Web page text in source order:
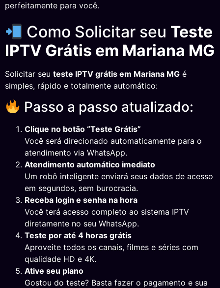
perfeitamente para você.
Como Solicitar seu Teste
IPTV Grátis em Mariana MG
Solicitar seu teste IPTV grátis em Mariana MG é
simples, rápido e totalmente automático:
Passo a passo atualizado:
Clique no botão “Teste Grátis”
Você será direcionado automaticamente para o
atendimento via WhatsApp.
Atendimento automático imediato
Um robô inteligente enviará seus dados de acesso
em segundos, sem burocracia.
Receba login e senha na hora
Você terá acesso completo ao sistema IPTV
diretamente no seu WhatsApp.
Teste por até 4 horas grátis
Aproveite todos os canais, filmes e séries com
qualidade HD e 4K.
Ative seu plano
Gostou do teste? Basta fazer o pagamento e sua